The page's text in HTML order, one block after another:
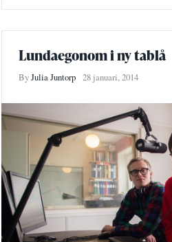
Lundaegonom i ny tablå
ByJulia Juntorp 28 januari, 2014